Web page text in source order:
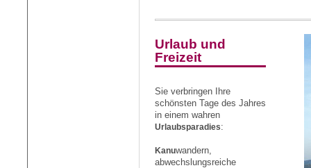
Urlaub und
Freizeit
Sie verbringen Ihre
schönsten Tage des Jahres
in einem wahren
Urlaubsparadies:
Kanuwandern,
abwechslungsreiche